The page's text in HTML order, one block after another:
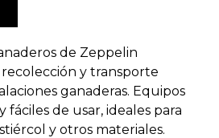
de Zeppelin
y transporte
ganaderas. Equipos
fáciles de usar, ideales para
y otros materiales.